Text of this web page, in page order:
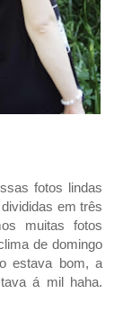
fotos lindas
em três
muitas fotos
de domingo
estava bom, a
á mil haha.